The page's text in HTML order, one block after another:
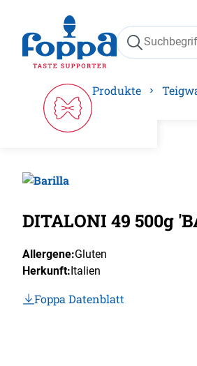
Zur Hauptnavigation
Produkte
DITALONI 49 500g
Allergene:Gluten
Herkunft:Italien
Foppa Datenblatt